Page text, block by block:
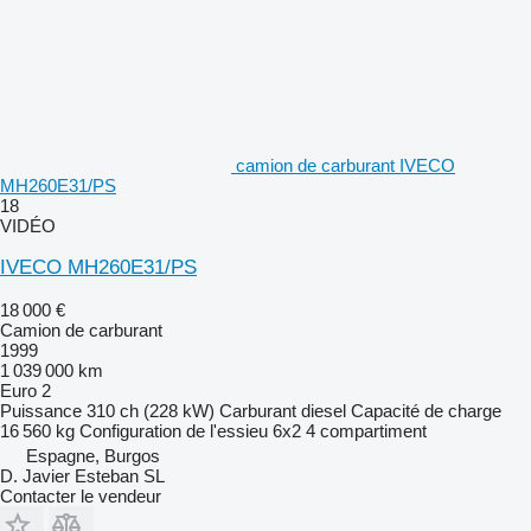
camion de carburant IVECO
MH260E31/PS
18
VIDÉO
IVECO MH260E31/PS
18 000 €
Camion de carburant
1999
1 039 000 km
Euro 2
Puissance 310 ch (228 kW) Carburant diesel Capacité de charge
16 560 kg Configuration de l'essieu 6x2 4 compartiment
Espagne, Burgos
D. Javier Esteban SL
Contacter le vendeur